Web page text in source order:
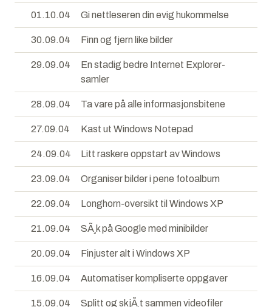
01.10.04 Gi nettleseren din evig hukommelse
30.09.04 Finn og fjern like bilder
29.09.04
En stadig bedre Internet Explorer-
samler
28.09.04 Ta vare på alle informasjonsbitene
27.09.04 Kast ut Windows Notepad
24.09.04 Litt raskere oppstart av Windows
23.09.04 Organiser bilder i pene fotoalbum
22.09.04 Longhorn-oversikt til Windows XP
21.09.04 SÃ¸k på Google med minibilder
20.09.04 Finjuster alt i Windows XP
16.09.04 Automatiser kompliserte oppgaver
15.09.04 Splitt og skjÃ¸t sammen videofiler